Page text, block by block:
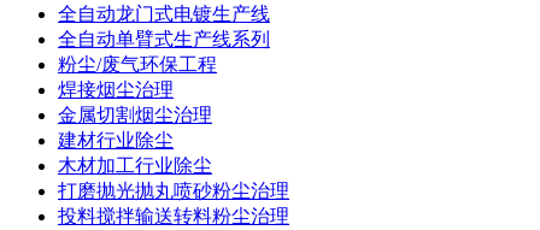
全自动龙门式电镀生产线
全自动单臂式生产线系列
粉尘/废气环保工程
焊接烟尘治理
金属切割烟尘治理
建材行业除尘
木材加工行业除尘
打磨抛光抛丸喷砂粉尘治理
投料搅拌输送转料粉尘治理